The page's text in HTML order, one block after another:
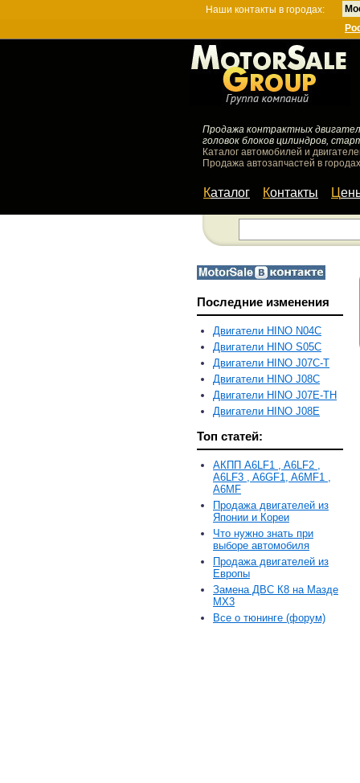
Наши контакты в городах:
Продажа контрактных
головок блоков цилиндров,
Каталог автомобилей и
Продажа автозапчастей в
Каталог Контакты
Последние изменения
Двигатели HINO N04C
Двигатели HINO S05C
Двигатели HINO J07C-T
Двигатели HINO J08C
Двигатели HINO J07E-TH
Двигатели HINO J08E
Топ статей:
АКПП A6LF1 , A6LF2 ,
A6LF3 , A6GF1, A6MF1 ,
A6MF
Продажа двигателей из
Японии и Кореи
Что нужно знать при
выборе автомобиля
Продажа двигателей из
Европы
Замена ДВС К8 на Мазде
MX3
Все о тюнинге (форум)